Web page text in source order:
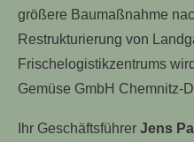
größere Baumaßnahme
Restrukturierung von
Frischelogistikzentrums
Gemüse GmbH Chemnitz-
Ihr Geschäftsführer Jens